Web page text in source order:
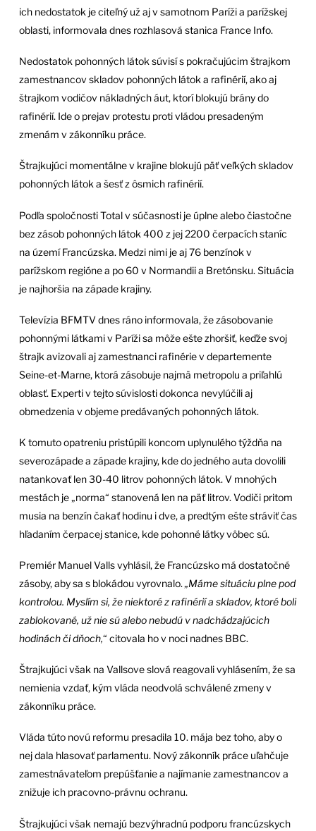
ich nedostatok je citeľný už aj v samotnom Paríži a parížskej
oblasti, informovala dnes rozhlasová stanica France Info.
Nedostatok pohonných látok súvisí s pokračujúcim štrajkom
zamestnancov skladov pohonných látok a rafinérií, ako aj
štrajkom vodičov nákladných áut, ktorí blokujú brány do
rafinérií. Ide o prejav protestu proti vládou presadeným
zmenám v zákonníku práce.
Štrajkujúci momentálne v krajine blokujú päť veľkých skladov
pohonných látok a šesť z ôsmich rafinérií.
Podľa spoločnosti Total v súčasnosti je úplne alebo čiastočne
bez zásob pohonných látok 400 z jej 2200 čerpacích staníc
na území Francúzska. Medzi nimi je aj 76 benzínok v
parížskom regióne a po 60 v Normandii a Bretónsku. Situácia
je najhoršia na západe krajiny.
Televízia BFMTV dnes ráno informovala, že zásobovanie
pohonnými látkami v Paríži sa môže ešte zhoršiť, keďže svoj
štrajk avizovali aj zamestnanci rafinérie v departemente
Seine-et-Marne, ktorá zásobuje najmä metropolu a priľahlú
oblasť. Experti v tejto súvislosti dokonca nevylúčili aj
obmedzenia v objeme predávaných pohonných látok.
K tomuto opatreniu pristúpili koncom uplynulého týždňa na
severozápade a západe krajiny, kde do jedného auta dovolili
natankovať len 30-40 litrov pohonných látok. V mnohých
mestách je „norma“ stanovená len na päť litrov. Vodiči pritom
musia na benzín čakať hodinu i dve, a predtým ešte stráviť čas
hľadaním čerpacej stanice, kde pohonné látky vôbec sú.
Premiér Manuel Valls vyhlásil, že Francúzsko má dostatočné
zásoby, aby sa s blokádou vyrovnalo. „Máme situáciu plne pod
kontrolou. Myslím si, že niektoré z rafinérií a skladov, ktoré boli
zablokované, už nie sú alebo nebudú v nadchádzajúcich
hodinách či dňoch,“ citovala ho v noci nadnes BBC.
Štrajkujúci však na Vallsove slová reagovali vyhlásením, že sa
nemienia vzdať, kým vláda neodvolá schválené zmeny v
zákonníku práce.
Vláda túto novú reformu presadila 10. mája bez toho, aby o
nej dala hlasovať parlamentu. Nový zákonník práce uľahčuje
zamestnávateľom prepúšťanie a najímanie zamestnancov a
znižuje ich pracovno-právnu ochranu.
Štrajkujúci však nemajú bezvýhradnú podporu francúzskych